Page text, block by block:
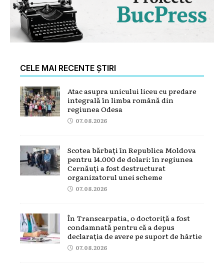
CELE MAI RECENTE ȘTIRI
Atac asupra unicului liceu cu predare
integrală în limba română din
regiunea Odesa
07.08.2026
Scotea bărbați în Republica Moldova
pentru 14.000 de dolari: în regiunea
Cernăuți a fost destructurat
organizatorul unei scheme
07.08.2026
În Transcarpatia, o doctoriță a fost
condamnată pentru că a depus
declarația de avere pe suport de hârtie
07.08.2026